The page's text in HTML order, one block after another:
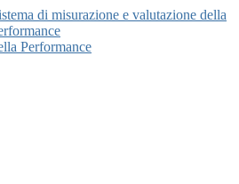
di misurazione e valutazione della
Performance